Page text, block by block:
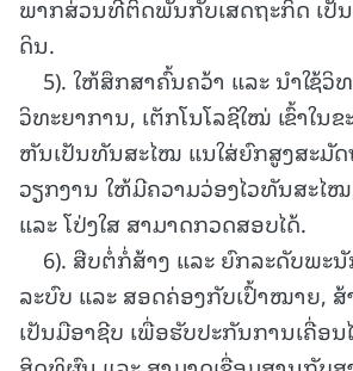
ພາກສ່ວນທີ່ຕິດພັນກັບເສດຖະກິດ ເປັ
ດິນ.
5). ໃຫ້ສຶກສາຄົ້ນຄວ້າ ແລະ ນໍາໃຊ້ວິ
ວິທະຍາການ, ເຕັກໂນໂລຊີໃໝ່ ເຂົ້າໃນ
ຫັນເປັນທັນສະໄໝ ແນໃສ່ຍົກສູງສະມັ
ວຽກງານ ໃຫ້ມີຄວາມວ່ອງໄວທັນສະໄ
ແລະ ໂປ່ງໃສ ສາມາດກວດສອບໄດ້.
6). ສືບຕໍ່ກໍ່ສ້າງ ແລະ ຍົກລະດັບພະນັ
ລະບົບ ແລະ ສອດຄ່ອງກັບເປົ້າໝາຍ,
ເປັນມືອາຊີບ ເພື່ອຮັບປະກັນການເຄື່ອ